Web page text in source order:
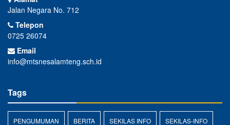
Jalan Negara No. 712
Telepon
0725 26074
Email
info@mtsnesalamteng.sch.id
Tags
PENGUMUMAN BERITA SEKILAS INFO SEKILAS-INFO